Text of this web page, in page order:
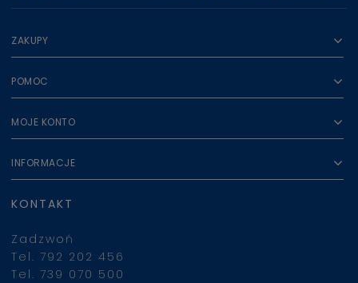
ZAKUPY
POMOC
MOJE KONTO
INFORMACJE
KONTAKT
Zadzwoń
Tel. 792 202 456
Tel. 739 070 500